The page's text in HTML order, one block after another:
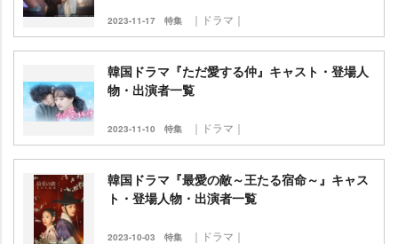
2023-11-17 特集 ｜ドラマ｜
韓国ドラマ『ただ愛する仲』キャスト・登場人
物・出演者一覧
2023-11-10 特集 ｜ドラマ｜
韓国ドラマ『最愛の敵～王たる宿命～』キャス
ト・登場人物・出演者一覧
2023-10-03 特集 ｜ドラマ｜